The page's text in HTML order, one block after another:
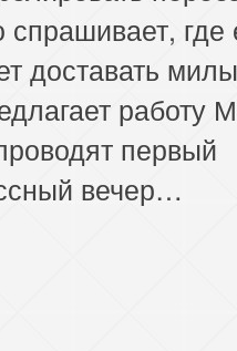
спрашивает, где
доставать
работу
первый
вечер…